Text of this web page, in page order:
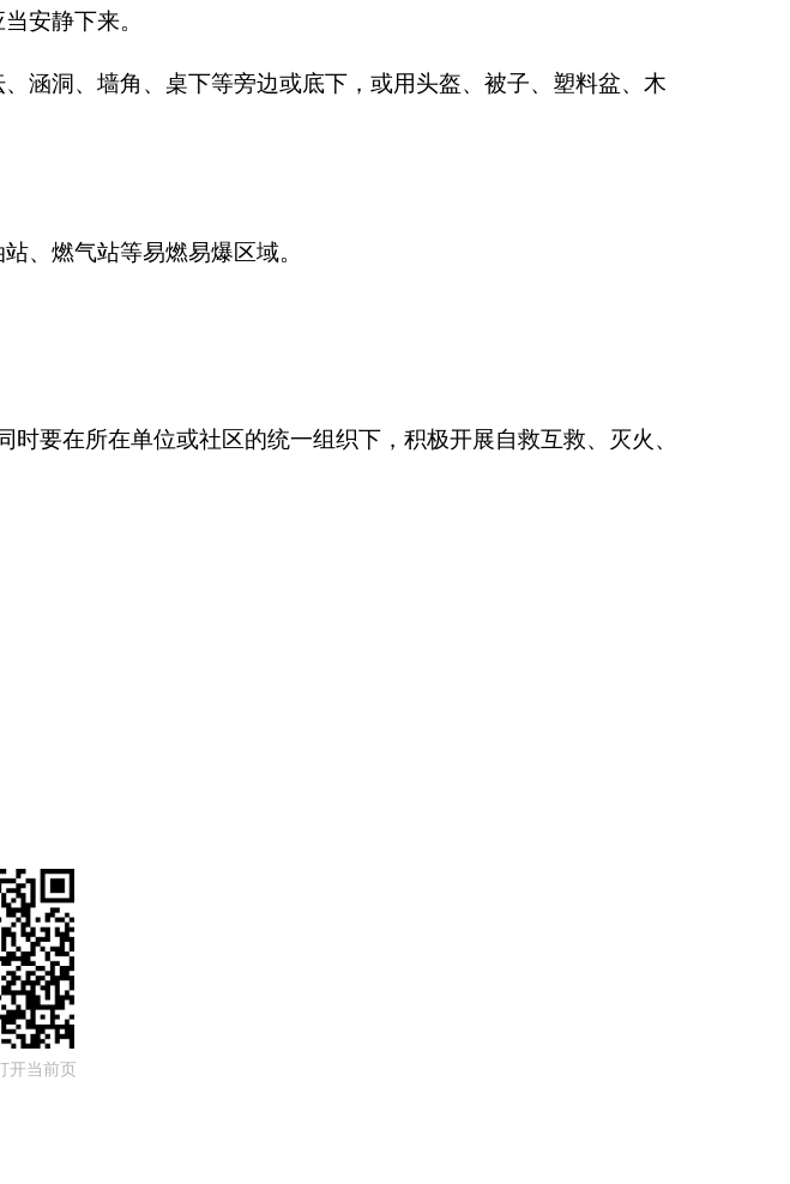
安静下来。
涵洞、墙角、桌下等旁边或底下，或用头盔、被子、塑料盆、木
、燃气站等易燃易爆区域。
要在所在单位或社区的统一组织下，积极开展自救互救、灭火、
开当前页